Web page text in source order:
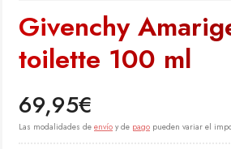
Givenchy
toilette 100 ml
69,95€
Las modalidades de envío y de pago pueden variar el